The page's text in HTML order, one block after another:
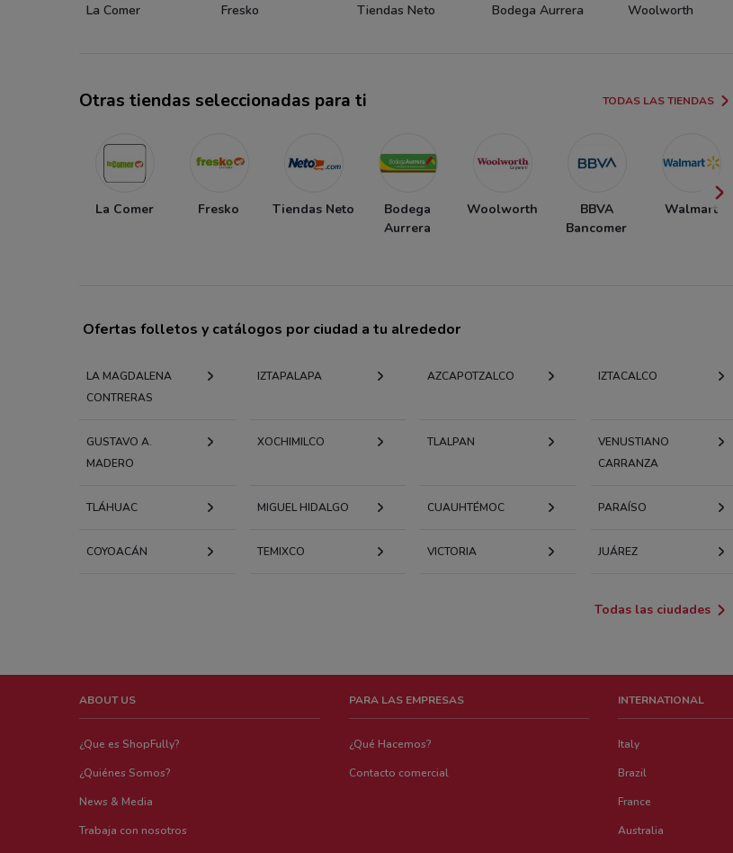
La Comer Fresko Tiendas Neto Bodega Aurrera Woolworth
Otras tiendas seleccionadas para ti TODAS LAS TIENDAS
La Comer Fresko Tiendas Neto
Bodega
Aurrera
Woolworth
BBVA
Bancomer
Walmart
Ofertas folletos y catálogos por ciudad a tu alrededor
LA MAGDALENA
CONTRERAS
IZTAPALAPA AZCAPOTZALCO IZTACALCO
GUSTAVO A.
MADERO
XOCHIMILCO TLALPAN
VENUSTIANO
CARRANZA
TLÁHUAC MIGUEL HIDALGO CUAUHTÉMOC PARAÍSO
COYOACÁN TEMIXCO VICTORIA JUÁREZ
Todas las ciudades
ABOUT US
¿Que es ShopFully?
¿Quiénes Somos?
News & Media
Trabaja con nosotros
PARA LAS EMPRESAS
¿Qué Hacemos?
Contacto comercial
INTERNATIONAL
Italy
Brazil
France
Australia